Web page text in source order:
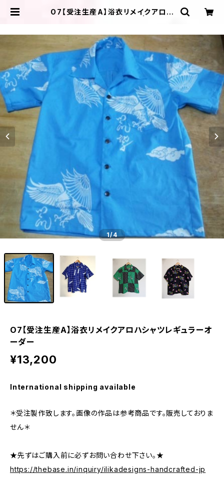
O7【受注生産A】浴衣リメイクアロハ
1/4
O7【受注生産A】浴衣リメイクアロハシャツレギュラーオ
ーダー
¥13,200
International shipping available
＊受注製作致します。画像の作品は参考商品です。販売しておりま
せん＊
★先ずはご購入前に必ずお問い合わせ下さい。★
https://thebase.in/inquiry/ilikadesigns-handcrafted-jp